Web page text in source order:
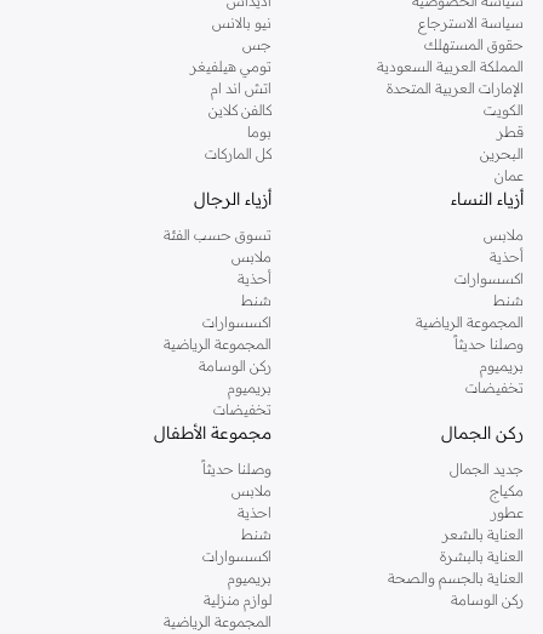
تسوقي دوروثي بيركنز اون لاين مسقط
تسوقي دوروثي بيركنز اون لاين من نمشي واستمتعي باكثر من الف ستايل من مجموعة
دوروثي بيركنز الشهيرة. تصفحي المجموعة كاملة في متجر دوروثي بيركنز اون لاين او
استخدمي القائمة لتحديد تجربة تسوق دوروثي بيركنز اون لاين. خدمة التوصيل السريعة
والدعم الاستثنائي يضمن لك تجربة تسوق ممتعة دائما مع نمشي.
سياسة الاسترجاع
حقوق المستهلك
المملكة العربية السعودية
الإمارات العربية المتحدة
الكويت
قطر
البحرين
عمان
نيو بالانس
جس
تومي هيلفيغر
اتش اند ام
كالفن كلاين
بوما
كل الماركات
أزياء النساء
ملابس
أحذية
اكسسوارات
شنط
المجموعة الرياضية
وصلنا حديثاً
بريميوم
تخفيضات
أزياء الرجال
تسوق حسب الفئة
ملابس
أحذية
شنط
اكسسوارات
المجموعة الرياضية
ركن الوسامة
بريميوم
تخفيضات
ركن الجمال
جديد الجمال
مكياج
عطور
العناية بالشعر
العناية بالبشرة
العناية بالجسم والصحة
ركن الوسامة
مجموعة الأطفال
وصلنا حديثاً
ملابس
احذية
شنط
اكسسوارات
بريميوم
لوازم منزلية
المجموعة الرياضية